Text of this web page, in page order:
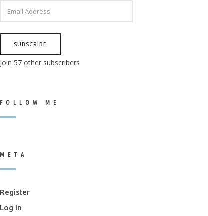
ADDRESS
SUBSCRIBE
Join 57 other subscribers
FOLLOW ME
META
Register
Log in